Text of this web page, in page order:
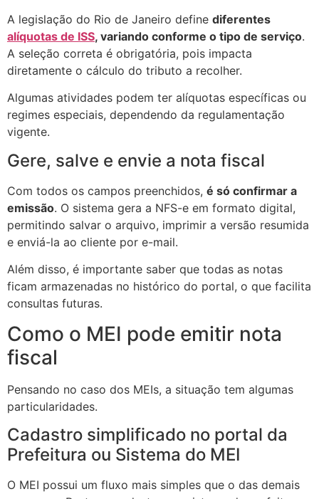
A legislação do Rio de Janeiro define diferentes
alíquotas de ISS, variando conforme o tipo de serviço.
A seleção correta é obrigatória, pois impacta
diretamente o cálculo do tributo a recolher.
Algumas atividades podem ter alíquotas específicas ou
regimes especiais, dependendo da regulamentação
vigente.
Gere, salve e envie a nota fiscal
Com todos os campos preenchidos, é só confirmar a
emissão. O sistema gera a NFS-e em formato digital,
permitindo salvar o arquivo, imprimir a versão resumida
e enviá-la ao cliente por e-mail.
Além disso, é importante saber que todas as notas
ficam armazenadas no histórico do portal, o que facilita
consultas futuras.
Como o MEI pode emitir nota
fiscal
Pensando no caso dos MEIs, a situação tem algumas
particularidades.
Cadastro simplificado no portal da
Prefeitura ou Sistema do MEI
O MEI possui um fluxo mais simples que o das demais